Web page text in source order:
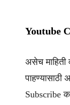
Youtube
असेच माहिती
Subscribe